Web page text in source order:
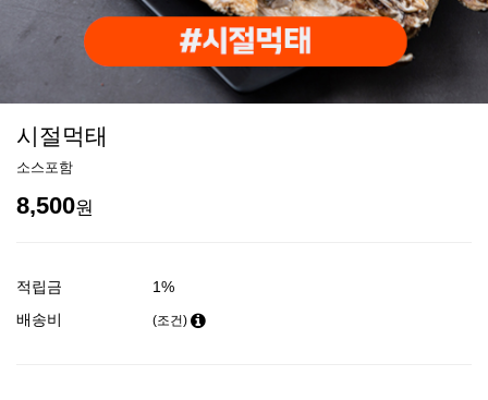
시절먹태
소스포함
8,500원
적립금
1%
배송비
(조건)